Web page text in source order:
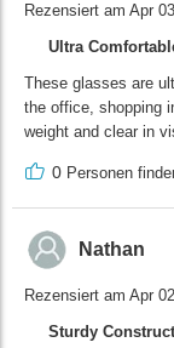
Rezensiert am Apr
Ultra
These glasses are
the office, shopping
weight and clear in
0 Personen
Nathan
Rezensiert am Apr
Sturdy